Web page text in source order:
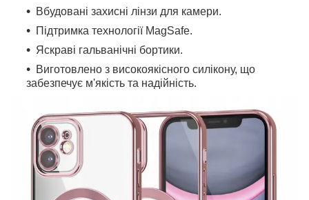
Вбудовані захисні лінзи для камери.
Підтримка технології MagSafe.
Яскраві гальванічні бортики.
Виготовлено з високоякісного силікону, що
забезпечує м'якість та надійність.